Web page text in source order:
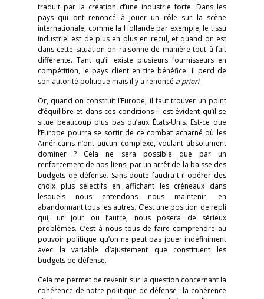
traduit par la création d’une industrie forte. Dans les
pays qui ont renoncé à jouer un rôle sur la scène
internationale, comme la Hollande par exemple, le tissu
industriel est de plus en plus en recul, et quand on est
dans cette situation on raisonne de manière tout à fait
différente. Tant qu’il existe plusieurs fournisseurs en
compétition, le pays client en tire bénéfice. Il perd de
son autorité politique mais il y a renoncé a priori.
Or, quand on construit l’Europe, il faut trouver un point
d’équilibre et dans ces conditions il est évident qu’il se
situe beaucoup plus bas qu’aux États-Unis. Est-ce que
l’Europe pourra se sortir de ce combat acharné où les
Américains n’ont aucun complexe, voulant absolument
dominer ? Cela ne sera possible que par un
renforcement de nos liens, par un arrêt de la baisse des
budgets de défense. Sans doute faudra-t-il opérer des
choix plus sélectifs en affichant les créneaux dans
lesquels nous entendons nous maintenir, en
abandonnant tous les autres. C’est une position de repli
qui, un jour ou l’autre, nous posera de sérieux
problèmes. C’est à nous tous de faire comprendre au
pouvoir politique qu’on ne peut pas jouer indéfiniment
avec la variable d’ajustement que constituent les
budgets de défense.
Cela me permet de revenir sur la question concernant la
cohérence de notre politique de défense : la cohérence